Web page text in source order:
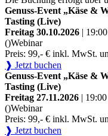
Genuss-Event „Käse &
Tasting (Live)
Freitag 30.10.2026 |
()Webinar
Preis: 99,- € inkl. MwSt.
❱ Jetzt buchen
Genuss-Event „Käse &
Tasting (Live)
Freitag 27.11.2026 |
()Webinar
Preis: 99,- € inkl. MwSt.
❱ Jetzt buchen